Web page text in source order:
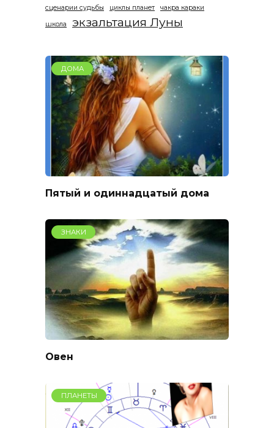
сценарии судьбы
циклы планет чакра караки
школа экзальтация Луны
ДОМА
Пятый и одиннадцатый дома
ЗНАКИ
Овен
ПЛАНЕТЫ